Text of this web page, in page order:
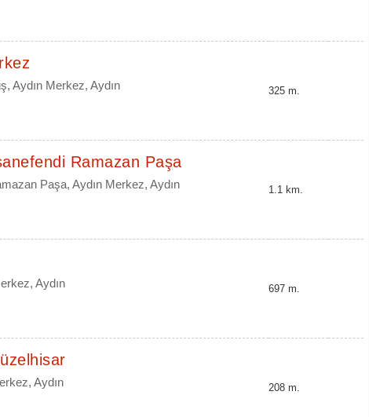
Aydın Merkez, Aydın 325 m.
Ramazan Paşa
Paşa, Aydın Merkez, Aydın 1.1 km.
Aydın 697 m.
Aydın 208 m.